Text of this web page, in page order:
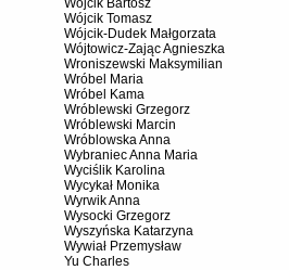
Wójcik Tomasz
Wójcik-Dudek Małgorzata
Wójtowicz-Zając Agnieszka
Wroniszewski Maksymilian
Wróbel Maria
Wróbel Kama
Wróblewski Grzegorz
Wróblewski Marcin
Wróblowska Anna
Wybraniec Anna Maria
Wyciślik Karolina
Wycykał Monika
Wyrwik Anna
Wysocki Grzegorz
Wyszyńska Katarzyna
Wywiał Przemysław
Yu Charles